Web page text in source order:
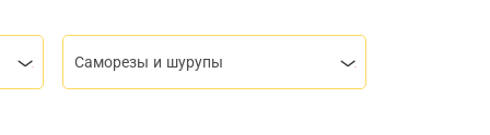
Саморезы и шурупы